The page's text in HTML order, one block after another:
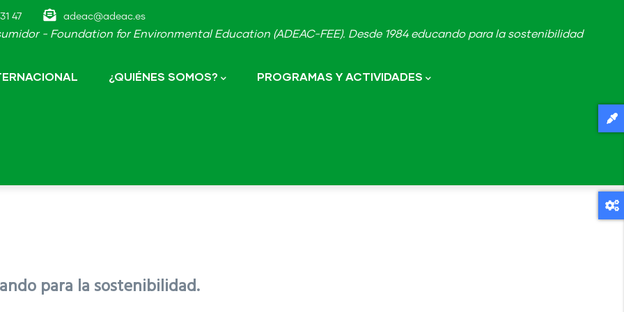
47 adeac@adeac.es
- Foundation for Environmental Education (ADEAC-FEE). Desde 1984 educando para la sostenibilidad
¿QUIÉNES SOMOS? PROGRAMAS Y ACTIVIDADES
para la sostenibilidad.